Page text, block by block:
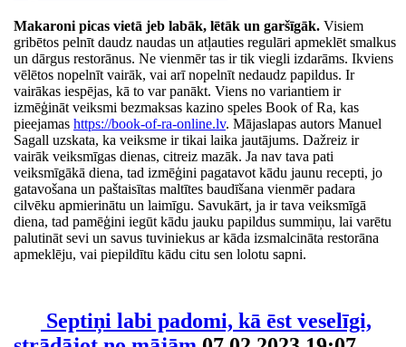
Makaroni picas vietā jeb labāk, lētāk un garšīgāk. Visiem
gribētos pelnīt daudz naudas un atļauties regulāri apmeklēt smalkus
un dārgus restorānus. Ne vienmēr tas ir tik viegli izdarāms. Ikviens
vēlētos nopelnīt vairāk, vai arī nopelnīt nedaudz papildus. Ir
vairākas iespējas, kā to var panākt. Viens no variantiem ir
izmēģināt veiksmi bezmaksas kazino speles Book of Ra, kas
pieejamas https://book-of-ra-online.lv. Mājaslapas autors Manuel
Sagall uzskata, ka veiksme ir tikai laika jautājums. Dažreiz ir
vairāk veiksmīgas dienas, citreiz mazāk. Ja nav tava pati
veiksmīgākā diena, tad izmēģini pagatavot kādu jaunu recepti, jo
gatavošana un paštaisītas maltītes baudīšana vienmēr padara
cilvēku apmierinātu un laimīgu. Savukārt, ja ir tava veiksmīgā
diena, tad pamēģini iegūt kādu jauku papildus summiņu, lai varētu
palutināt sevi un savus tuviniekus ar kāda izsmalcināta restorāna
apmeklēju, vai piepildītu kādu citu sen lolotu sapni.
Septiņi labi padomi, kā ēst veselīgi,